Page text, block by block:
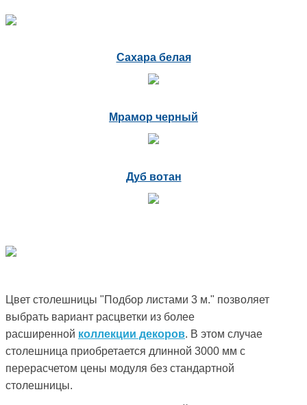
Сахара белая
Мрамор черный
Дуб вотан
Цвет столешницы "Подбор листами 3 м." позволяет
выбрать вариант расцветки из более
расширенной коллекции декоров. В этом случае
столешница приобретается длинной 3000 мм с
перерасчетом цены модуля без стандартной
столешницы.